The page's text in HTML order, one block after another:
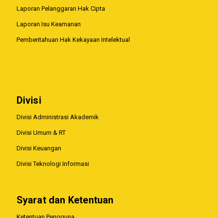
Laporan Pelanggaran Hak Cipta
Laporan Isu Keamanan
Pemberitahuan Hak Kekayaan Intelektual
Divisi
Divisi Administrasi Akademik
Divisi Umum & RT
Divisi Keuangan
Divisi Teknologi Informasi
Syarat dan Ketentuan